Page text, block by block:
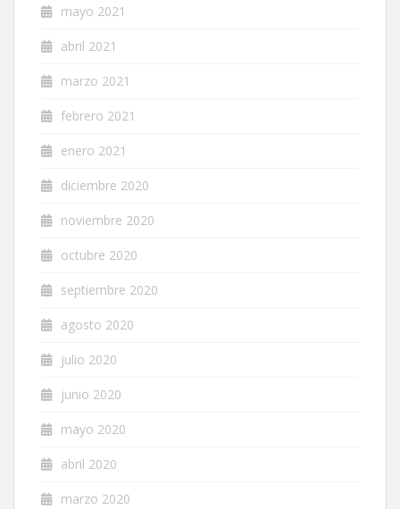
mayo 2021
abril 2021
marzo 2021
febrero 2021
enero 2021
diciembre 2020
noviembre 2020
octubre 2020
septiembre 2020
agosto 2020
julio 2020
junio 2020
mayo 2020
abril 2020
marzo 2020